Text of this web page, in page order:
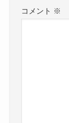
コメント ※